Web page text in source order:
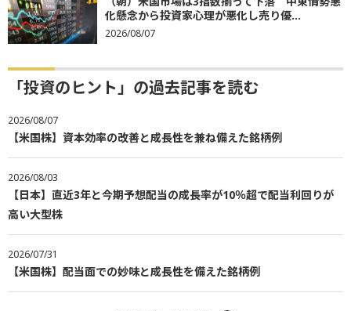
化懸念から投資家心理が悪化し売り優...
2026/08/07
「投資のヒント」の過去記事を読む
2026/08/07
【米国株】資本効率の改善と成長性を兼ね備えた銘柄例
2026/08/03
【日本】直近3年と今期予想配当の成長率が10％超で配当利回りが
高い大型株
2026/07/31
【米国株】配当面での妙味と成長性を備えた銘柄例